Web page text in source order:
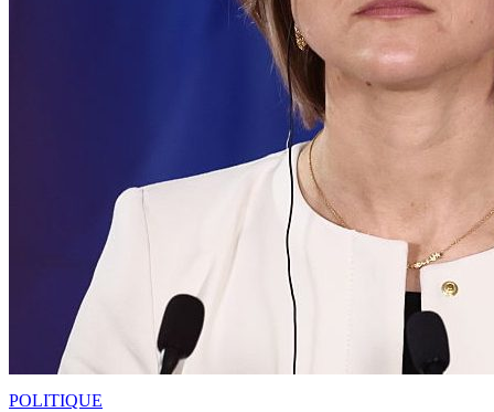
POLITIQUE